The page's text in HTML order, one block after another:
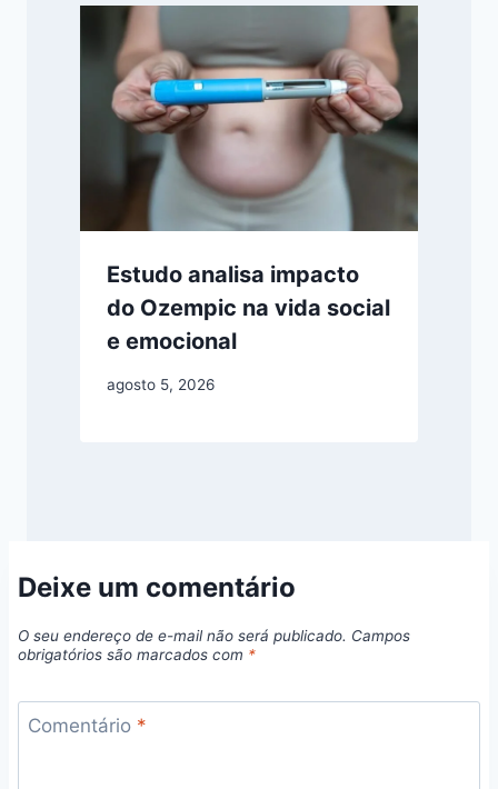
Estudo analisa impacto
do Ozempic na vida social
e emocional
agosto 5, 2026
Deixe um comentário
O seu endereço de e-mail não será publicado. Campos
obrigatórios são marcados com *
Comentário *